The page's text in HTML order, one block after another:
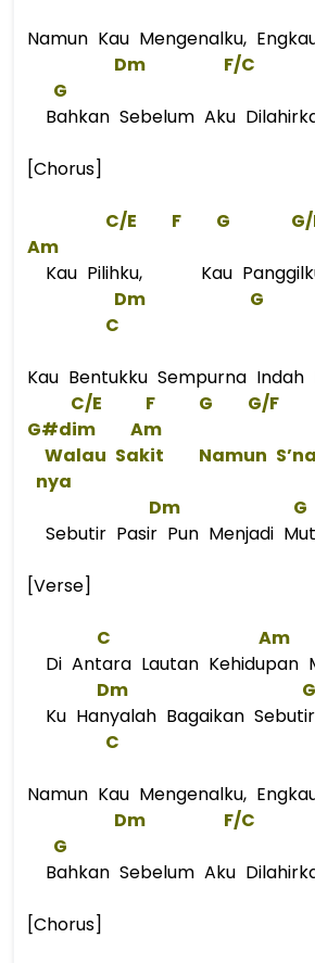
Namun Kau Mengenalku,
Dm
F/C
G
Bahkan Sebelum Aku
[Chorus]
C/E F G G/
Am
Kau Pilihku, Kau
Dm
G
C
Kau Bentukku Sempurna Indah
C/E
F G G/F
G#dim Am
Walau Sakit    Namun
nya
Dm
G
Sebutir Pasir Pun Menjadi
[Verse]
C
Am
Di Antara Lautan Kehidupan
Dm
G
Ku Hanyalah Bagaikan
C
Namun Kau Mengenalku,
Dm
F/C
G
Bahkan Sebelum Aku
[Chorus]